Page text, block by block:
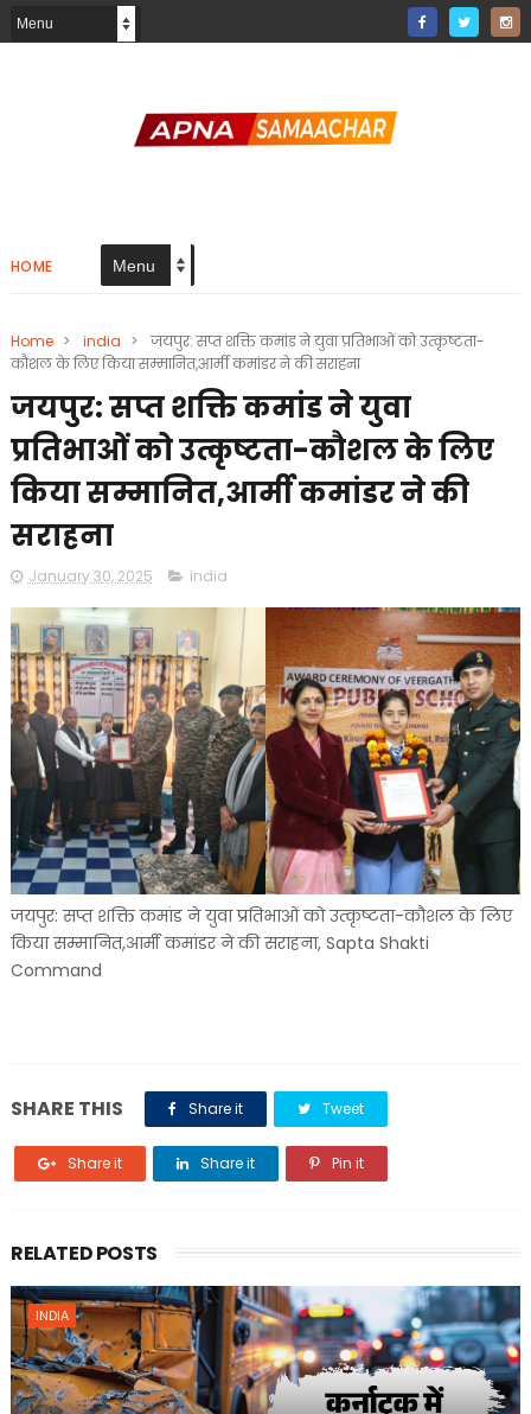
HOME
Home > india >
जयपुर: सप्त शक्ति कमांड ने युवा प्रतिभाओं को उत्कृष्टता-
कौशल के लिए किया सम्मानित,आर्मी कमांडर ने की सराहना
जयपुर: सप्त शक्ति कमांड ने युवा
प्रतिभाओं को उत्कृष्टता-कौशल के लिए
किया सम्मानित,आर्मी कमांडर ने की
सराहना
January 30, 2025 india
जयपुर: सप्त शक्ति कमांड ने युवा प्रतिभाओं को उत्कृष्टता-कौशल के लिए
किया सम्मानित,आर्मी कमांडर ने की सराहना, Sapta Shakti
Command
SHARE THIS Share it Tweet
Share it Share it Pin it
RELATED POSTS
INDIA